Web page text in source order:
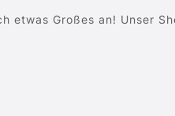
etwas Großes an! Unser